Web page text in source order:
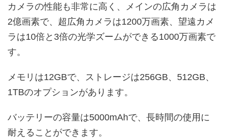
カメラの性能も非常に高く、メインの広角カメラは
2億画素で、超広角カメラは1200万画素、望遠カメ
ラは10倍と3倍の光学ズームができる1000万画素で
す。
メモリは12GBで、ストレージは256GB、512GB、
1TBのオプションがあります。
バッテリーの容量は5000mAhで、長時間の使用に
耐えることができます。